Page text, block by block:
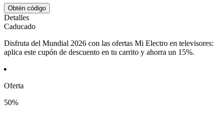
Obtén código
Detalles
Caducado
Disfruta del Mundial 2026 con las ofertas Mi Electro en televisores:
aplica este cupón de descuento en tu carrito y ahorra un 15%.
Oferta
50%